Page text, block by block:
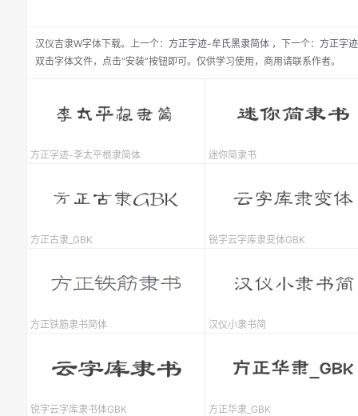
汉仪吉隶W字体下载。 上一个： 方正字迹-牟氏黑隶简体 ， 下一个： 方正字
双击字体文件，点击“安装”按钮即可。仅供学习使用，商用请联系作者。
方正字迹-李太平根隶简体 迷你简隶书
方正古隶_GBK 锐字云字库隶变体GBK
方正铁筋隶书简体 汉仪小隶书简
锐字云字库隶书体GBK 方正华隶_GBK